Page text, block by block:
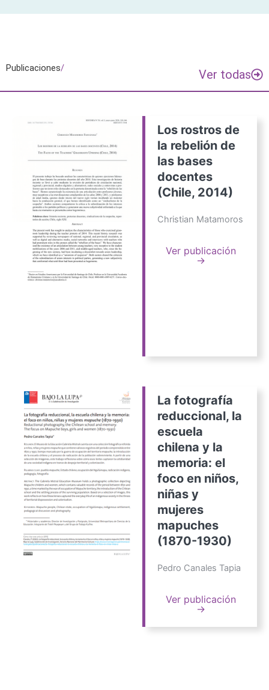
Publicaciones/ Ver todas
Los rostros de
la rebelión de
las bases
docentes
(Chile, 2014)
Christian Matamoros
Ver publicación
→
La fotografía
reduccional, la
escuela
chilena y la
memoria: el
foco en niños,
niñas y
mujeres
mapuches
(1870-1930)
Pedro Canales Tapia
Ver publicación
→